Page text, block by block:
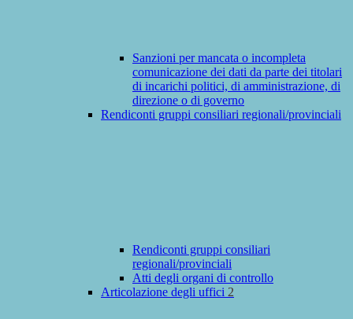
Sanzioni per mancata o incompleta
comunicazione dei dati da parte dei titolari
di incarichi politici, di amministrazione, di
direzione o di governo
Rendiconti gruppi consiliari regionali/provinciali
Rendiconti gruppi consiliari
regionali/provinciali
Atti degli organi di controllo
Articolazione degli uffici 2